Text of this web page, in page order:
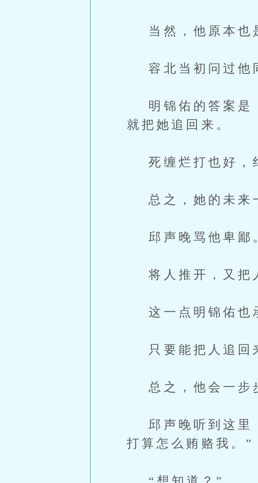
当然，他原本也
容北当初问过他
明锦佑的答案是
就把她追回来。
死缠烂打也好，
总之，她的未来
邱声晚骂他卑鄙
将人推开，又把
这一点明锦佑也
只要能把人追回
总之，他会一步
邱声晚听到这里
打算怎么贿赂我。”